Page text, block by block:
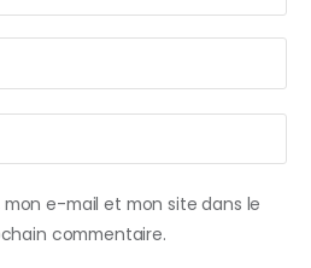
mon e-mail et mon site dans le
commentaire.